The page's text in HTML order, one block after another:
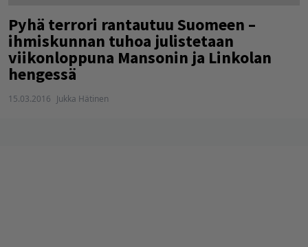
Pyhä terrori rantautuu Suomeen –
ihmiskunnan tuhoa julistetaan
viikonloppuna Mansonin ja Linkolan
hengessä
15.03.2016 Jukka Hätinen